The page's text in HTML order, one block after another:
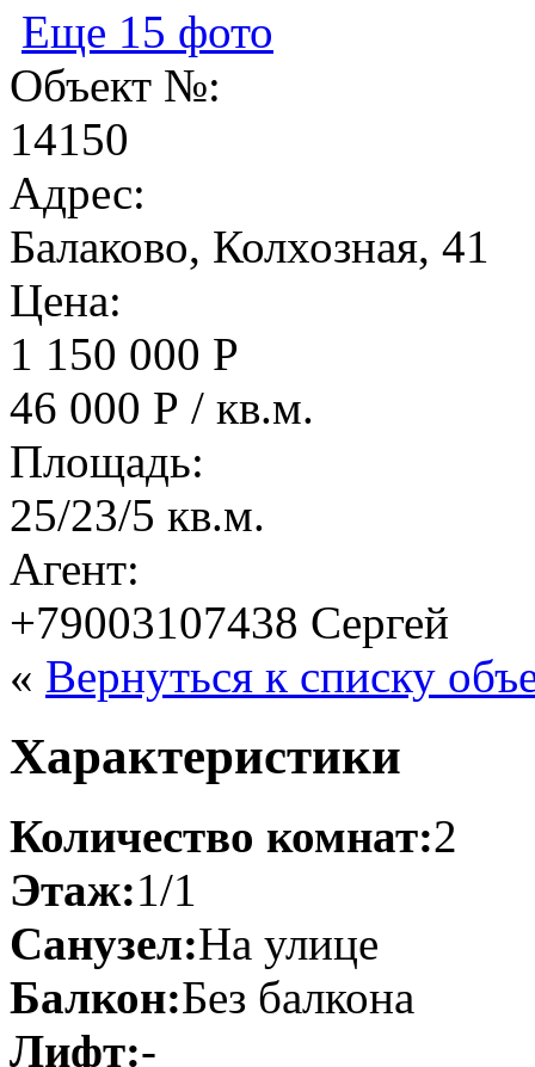
Еще 15 фото
Объект №:
14150
Адрес:
Балаково, Колхозная, 41
Цена:
1 150 000 Р
46 000 Р / кв.м.
Площадь:
25/23/5 кв.м.
Агент:
+79003107438 Сергей
« Вернуться к списку
Характеристики
Количество комнат:2
Этаж:1/1
Санузел:На улице
Балкон:Без балкона
Лифт:-